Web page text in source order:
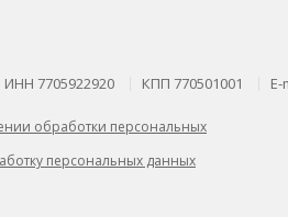
ИНН 7705922920 КПП 770501001
обработки персональных
персональных данных